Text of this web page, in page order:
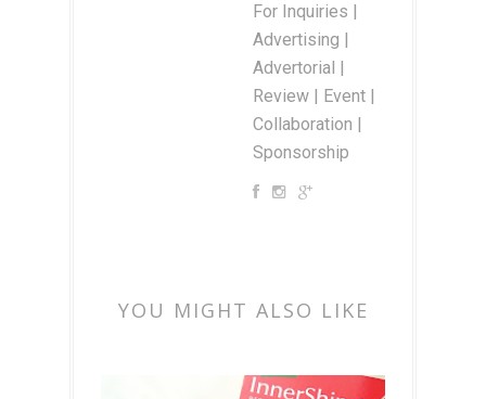
For Inquiries |
Advertising |
Advertorial |
Review | Event |
Collaboration |
Sponsorship
YOU MIGHT ALSO LIKE